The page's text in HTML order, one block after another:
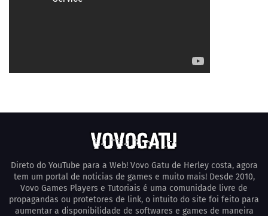
Direto do YouTube para a Web! Vovo Gatu de Herley costa, agora
tem um portal de noticias de games e muito mais! Desde 2010,
Vovo Games Players e Tutoriais é uma comunidade livre de
propagandas ou protetores de link, o intuito do site foi feito para
aumentar a disponibilidade de softwares e games de maneira